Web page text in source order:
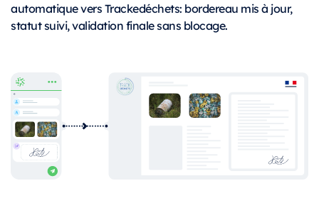
automatique vers Trackedéchets: bordereau mis à jour,
statut suivi, validation finale sans blocage.